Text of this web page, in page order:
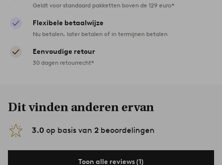
Geldt voor standaard pakketten boven de 129 euro*
Flexibele betaalwijze
Nu betalen, later betalen of in termijnen betalen
Eenvoudige retour
30 dagen retourrecht*
Dit vinden anderen ervan
3.0 op basis van 2 beoordelingen
Toon alle reviews (1)